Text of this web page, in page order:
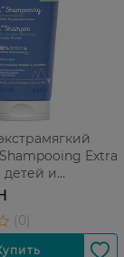
Extra
детей и
200 мл